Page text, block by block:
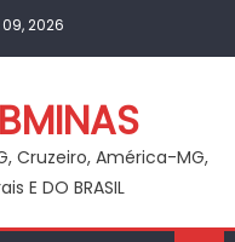
2026
Cruzeiro, América-MG,
E DO BRASIL